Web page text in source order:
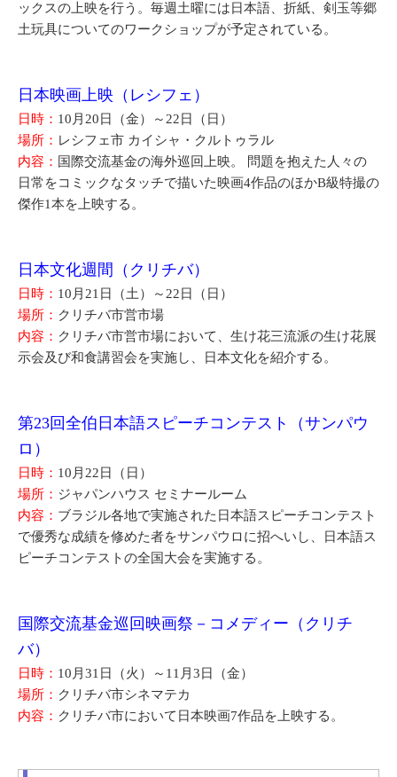
ックスの上映を行う。毎週土曜には日本語、折紙、剣玉等郷
土玩具についてのワークショップが予定されている。
日本映画上映（レシフェ）
日時： 10月20日（金）～22日（日）
場所： レシフェ市 カイシャ・クルトゥラル
内容： 国際交流基金の海外巡回上映。 問題を抱えた人々の
日常をコミックなタッチで描いた映画4作品のほかB級特撮の
傑作1本を上映する。
日本文化週間（クリチバ）
日時： 10月21日（土）～22日（日）
場所： クリチバ市営市場
内容： クリチバ市営市場において、生け花三流派の生け花展
示会及び和食講習会を実施し、日本文化を紹介する。
第23回全伯日本語スピーチコンテスト（サンパウ
ロ）
日時： 10月22日（日）
場所： ジャパンハウス セミナールーム
内容： ブラジル各地で実施された日本語スピーチコンテスト
で優秀な成績を修めた者をサンパウロに招へいし、日本語ス
ピーチコンテストの全国大会を実施する。
国際交流基金巡回映画祭－コメディー（クリチ
バ）
日時： 10月31日（火）～11月3日（金）
場所： クリチバ市シネマテカ
内容： クリチバ市において日本映画7作品を上映する。